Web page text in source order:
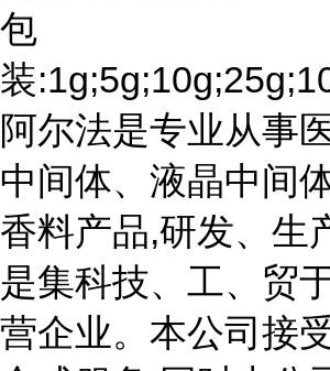
包
装
阿尔法是专业从事
中间体、液晶中间
香料产品,研发、生
是集科技、工、贸
营企业。本公司接